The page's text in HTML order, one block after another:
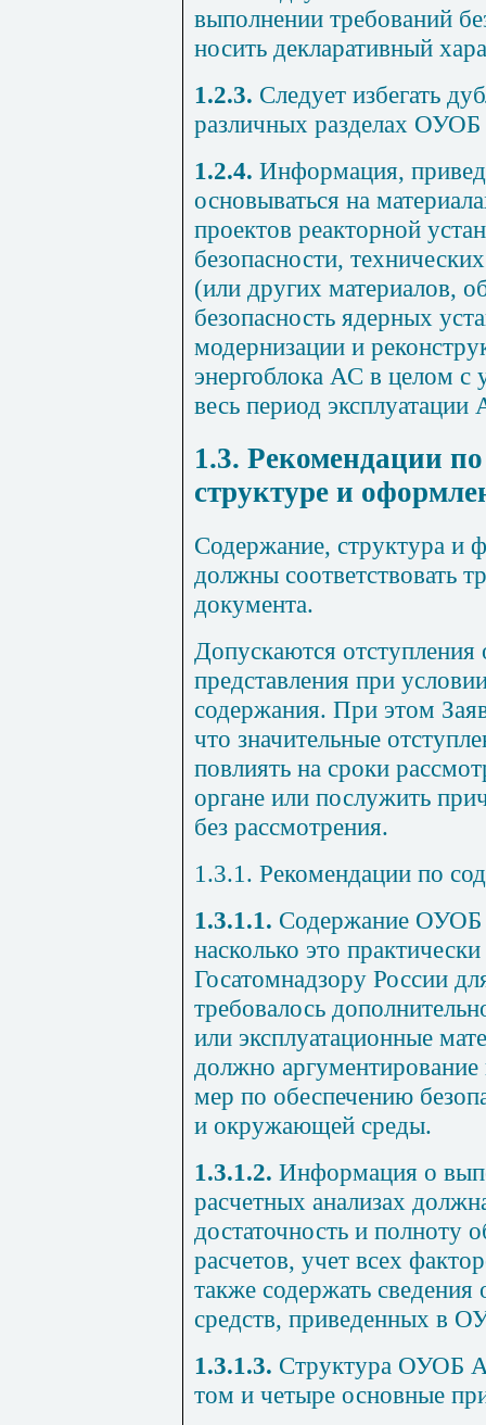
выполнении требований
носить декларативный
1.2.3. Следует избегать
различных разделах
1.2.4. Информация,
основываться на
проектов реакторной
безопасности,
(или других материалов,
безопасность ядерных
модернизации и
энергоблока АС в целом с
весь период эксплуатации
1.3. Рекомендации
структуре и
Содержание, структура
должны соответствовать
документа.
Допускаются
представления при
содержания. При этом
что значительные
повлиять на сроки
органе или послужить
без рассмотрения.
1.3.1 . Рекомендации по
1.3.1.1. Содержание
насколько это
Госатомнадзору России
требовалось
или эксплуатационные
должно аргументирование
мер по обеспечению
и окружающей среды.
1.3.1.2. Информация о
расчетных анализах
достаточность и полноту
расчетов, учет всех
также содержать
средств, приведенных в
1.3.1.3. Структура ОУОБ
том и четыре основные